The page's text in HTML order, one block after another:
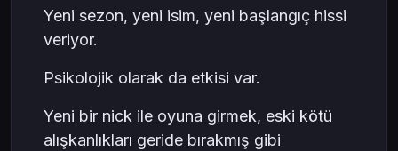
Yeni sezon, yeni isim, yeni başlangıç hissi
veriyor.
Psikolojik olarak da etkisi var.
Yeni bir nick ile oyuna girmek, eski kötü
alışkanlıkları geride bırakmış gibi